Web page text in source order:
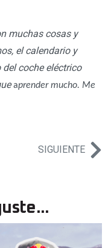
muchas cosas y
el calendario y
coche eléctrico
aprender mucho. Me
SIGUIENTE